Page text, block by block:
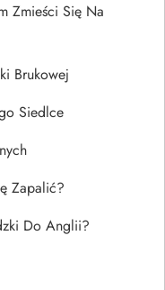
Zmieści Się Na
Brukowej
Siedlce
Zapalić?
Do Anglii?